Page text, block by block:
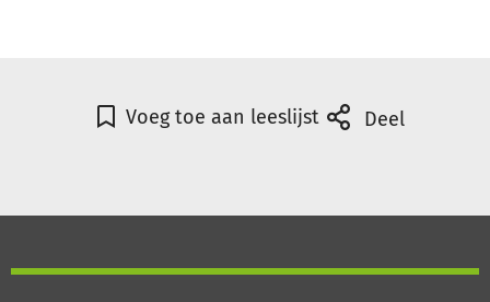
Voeg toe aan leeslijst Deel